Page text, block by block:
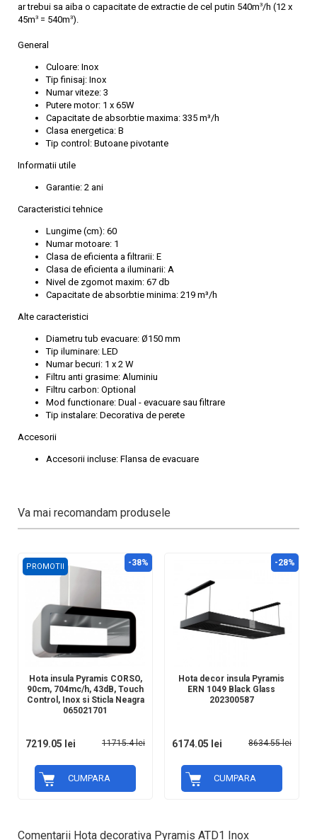
ar trebui sa aiba o capacitate de extractie de cel putin 540m3/h (12 x
45m3 = 540m3).
General
Culoare: Inox
Tip finisaj: Inox
Numar viteze: 3
Putere motor: 1 x 65W
Capacitate de absorbtie maxima: 335 m³/h
Clasa energetica: B
Tip control: Butoane pivotante
Informatii utile
Garantie: 2 ani
Caracteristici tehnice
Lungime (cm): 60
Numar motoare: 1
Clasa de eficienta a filtrarii: E
Clasa de eficienta a iluminarii: A
Nivel de zgomot maxim: 67 db
Capacitate de absorbtie minima: 219 m³/h
Alte caracteristici
Diametru tub evacuare: Ø150 mm
Tip iluminare: LED
Numar becuri: 1 x 2 W
Filtru anti grasime: Aluminiu
Filtru carbon: Optional
Mod functionare: Dual - evacuare sau filtrare
Tip instalare: Decorativa de perete
Accesorii
Accesorii incluse: Flansa de evacuare
Va mai recomandam produsele
-38%
PROMOTII
Hota insula Pyramis CORSO,
90cm, 704mc/h, 43dB, Touch
Control, Inox si Sticla Neagra
065021701
11715.4 lei
7219.05 lei
CUMPARA
-28%
Hota decor insula Pyramis
ERN 1049 Black Glass
202300587
8634.55 lei
6174.05 lei
CUMPARA
Comentarii Hota decorativa Pyramis ATD1 Inox